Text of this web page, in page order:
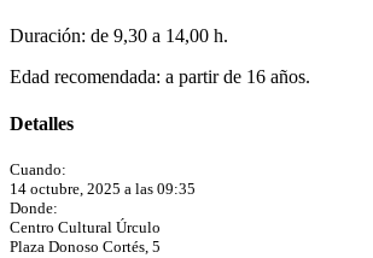
Duración: de 9,30 a 14,00 h.
Edad recomendada: a partir de 16 años.
Detalles
Cuando:
14 octubre, 2025 a las 09:35
Donde:
Centro Cultural Úrculo
Plaza Donoso Cortés, 5